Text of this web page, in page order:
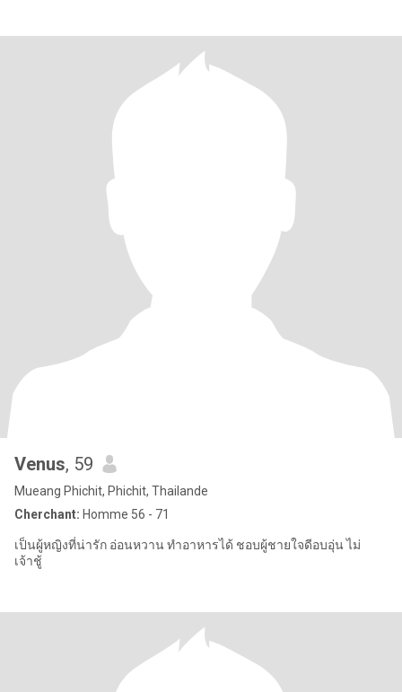
Venus, 59
Mueang Phichit, Phichit, Thailande
Cherchant: Homme 56 - 71
เป็นผู้หญิงที่น่ารัก อ่อนหวาน ทำอาหารได้ ชอบผู้ชายใจดีอบอุ่น ไม่
เจ้าชู้